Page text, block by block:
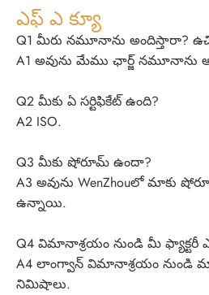
ఎఫ్ ఎ క్యూ
Q1 మీరు నమూనాను అందిస్తారా?
A1 అవును మేము ఛార్జ్ నమూనాను
Q2 మీకు ఏ సర్టిఫికేట్ ఉంది?
A2 ISO.
Q3 మీకు షోరూమ్ ఉందా?
A3 అవును WenZhouలో మాకు
ఉన్నాయి.
Q4 విమానాశ్రయం నుండి మీ ఫ్యాక్టరీ
A4 లాంగ్వాన్ విమానాశ్రయం నుండి మా
నిమిషాలు.